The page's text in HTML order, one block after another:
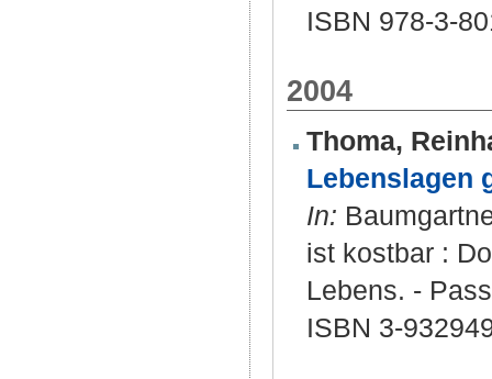
ISBN 978-3-
2004
Thoma,
Lebenslagen
In:
ist kostbar :
Lebens. -
ISBN 3-